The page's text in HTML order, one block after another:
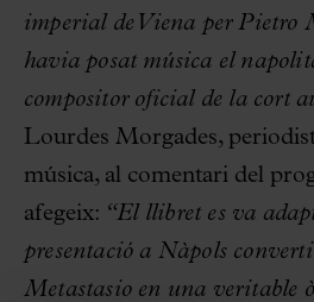
imperial de Viena per Pietro
havia posat música el
compositor oficial de la cort
Lourdes Morgades,
música, al comentari del
afegeix: “El llibret es va
presentació a Nàpols
Metastasio en una veritable